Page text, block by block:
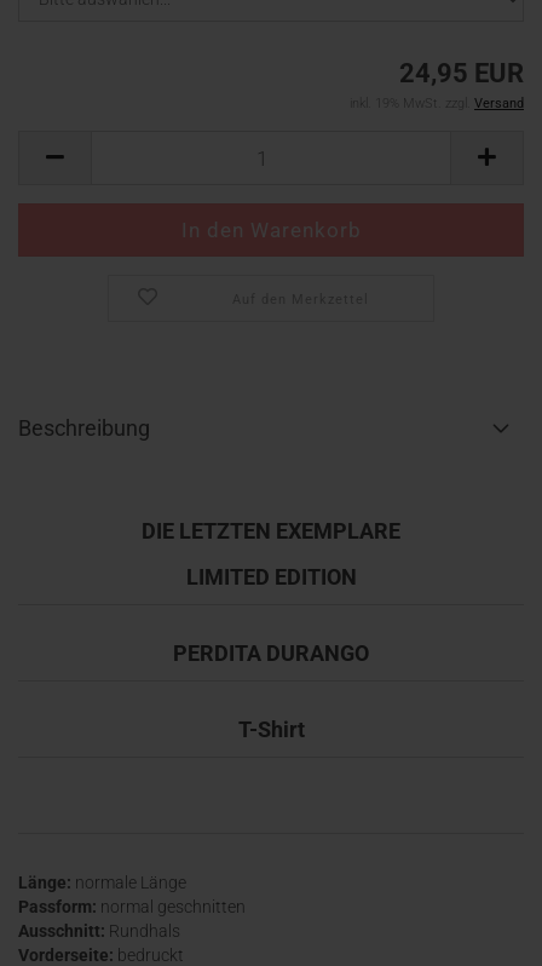
24,95 EUR
inkl. 19% MwSt. zzgl. Versand
Beschreibung
DIE LETZTEN EXEMPLARE
LIMITED EDITION
PERDITA DURANGO
T-Shirt
Länge: normale Länge
Passform: normal geschnitten
Ausschnitt: Rundhals
Vorderseite: bedruckt